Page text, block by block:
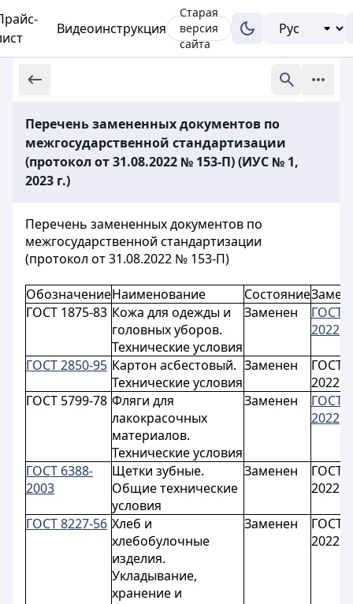
Видеоинструкция
Старая
версия
сайта
Перечень замененных документов по
межгосударственной стандартизации
(протокол от 31.08.2022 № 153-П) (ИУС № 1,
2023 г.)
Перечень замененных документов по
межгосударственной стандартизации
(протокол от 31.08.2022 № 153-П)
ОбозначениеНаименование Состояние
ГОСТ 1875-83 Кожа для одежды и
головных уборов.
Технические условия
Заменен
ГОСТ
2022
ГОСТ 2850-95 Картон асбестовый.
Технические условия
Заменен
ГОСТ
2022
ГОСТ 5799-78 Фляги для
лакокрасочных
материалов.
Технические условия
Заменен
ГОСТ
2022
ГОСТ 6388-
2003
Щетки зубные.
Общие технические
условия
Заменен
ГОСТ
2022
ГОСТ 8227-56 Хлеб и
хлебобулочные
изделия.
Укладывание,
хранение и
Заменен
ГОСТ
2022